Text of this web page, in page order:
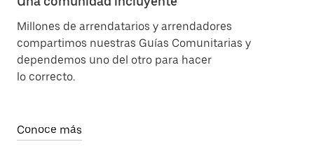
Millones de arrendatarios y arrendadores
compartimos nuestras Guías Comunitarias y
dependemos uno del otro para hacer
lo correcto.
Conoce más